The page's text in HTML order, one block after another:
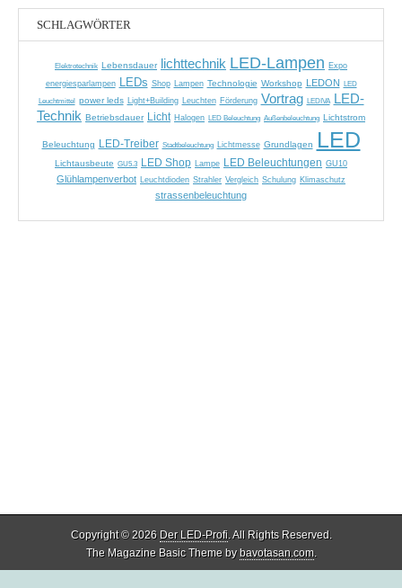
SCHLAGWÖRTER
Elektrotechnik Lebensdauer lichttechnik LED-Lampen Expo
energiesparlampen
LEDs Shop Lampen Technologie Workshop LEDON LED
Leuchtmittel power leds Light+Building Leuchten Förderung Vortrag LEDIVA
LED-
Technik Betriebsdauer Licht Halogen LED Beleuchtung Außenbeleuchtung Lichtstrom
Beleuchtung LED-Treiber Stadtbeleuchtung Lichtmesse Grundlagen LED
Lichtausbeute GU5.3 LED Shop Lampe LED Beleuchtungen GU10
Glühlampenverbot Leuchtdioden Strahler Vergleich Schulung Klimaschutz
strassenbeleuchtung
Copyright © 2026 Der LED-Profi. All Rights Reserved.
The Magazine Basic Theme bybavotasan.com.